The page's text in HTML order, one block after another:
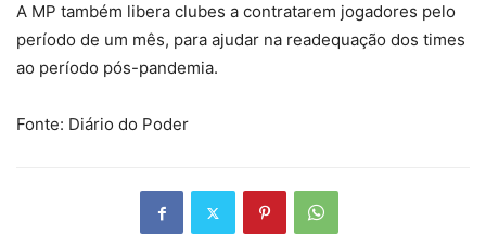
A MP também libera clubes a contratarem jogadores pelo
período de um mês, para ajudar na readequação dos times
ao período pós-pandemia.
Fonte: Diário do Poder